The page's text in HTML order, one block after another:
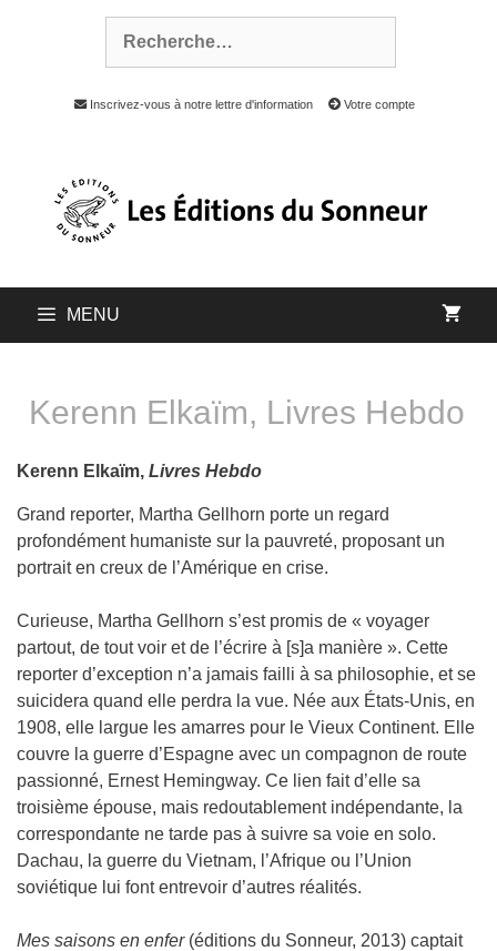
Inscrivez-vous à notre lettre d'information Votre compte
MENU
Kerenn Elkaïm, Livres Hebdo
Kerenn Elkaïm, Livres Hebdo
Grand reporter, Martha Gellhorn porte un regard
profondément humaniste sur la pauvreté, proposant un
portrait en creux de l’Amérique en crise.
Curieuse, Martha Gellhorn s’est promis de « voyager
partout, de tout voir et de l’écrire à [s]a manière ». Cette
reporter d’exception n’a jamais failli à sa philosophie, et se
suicidera quand elle perdra la vue. Née aux États-Unis, en
1908, elle largue les amarres pour le Vieux Continent. Elle
couvre la guerre d’Espagne avec un compagnon de route
passionné, Ernest Hemingway. Ce lien fait d’elle sa
troisième épouse, mais redoutablement indépendante, la
correspondante ne tarde pas à suivre sa voie en solo.
Dachau, la guerre du Vietnam, l’Afrique ou l’Union
soviétique lui font entrevoir d’autres réalités.
Mes saisons en enfer(éditions du Sonneur, 2013) captait